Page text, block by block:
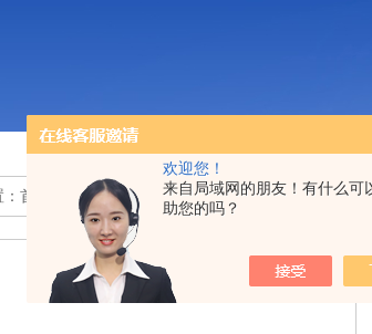
欢迎您！
来自局域网的朋友！有什么可
助您的吗？
首页 产品中心 >> >>行车电源指示灯 >> TDX-